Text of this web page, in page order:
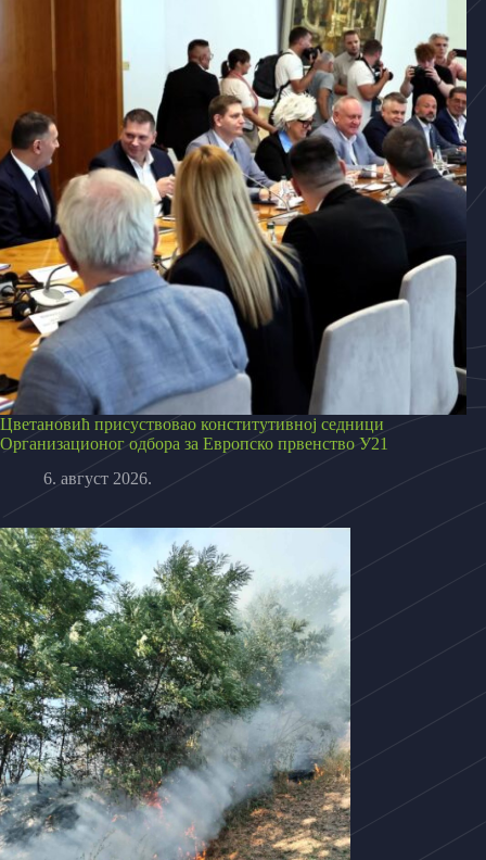
Цветановић присуствовао конститутивној седници
Организационог одбора за Европско првенство У21
6. август 2026.